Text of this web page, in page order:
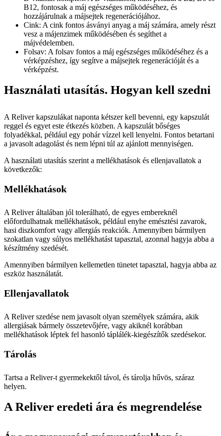
B12, fontosak a máj egészséges működéséhez, és
hozzájárulnak a májsejtek regenerációjához.
Cink: A cink fontos ásványi anyag a máj számára, amely részt
vesz a májenzimek működésében és segíthet a
májvédelemben.
Folsav: A folsav fontos a máj egészséges működéséhez és a
vérképzéshez, így segítve a májsejtek regenerációját és a
vérképzést.
Használati utasítás. Hogyan kell szedni
A Reliver kapszulákat naponta kétszer kell bevenni, egy kapszulát
reggel és egyet este étkezés közben. A kapszulát bőséges
folyadékkal, például egy pohár vízzel kell lenyelni. Fontos betartani
a javasolt adagolást és nem lépni túl az ajánlott mennyiségen.
A használati utasítás szerint a mellékhatások és ellenjavallatok a
következők:
Mellékhatások
A Reliver általában jól tolerálható, de egyes embereknél
előfordulhatnak mellékhatások, például enyhe emésztési zavarok,
hasi diszkomfort vagy allergiás reakciók. Amennyiben bármilyen
szokatlan vagy súlyos mellékhatást tapasztal, azonnal hagyja abba a
készítmény szedését.
Amennyiben bármilyen kellemetlen tünetet tapasztal, hagyja abba az
eszköz használatát.
Ellenjavallatok
A Reliver szedése nem javasolt olyan személyek számára, akik
allergiásak bármely összetevőjére, vagy akiknél korábban
mellékhatások léptek fel hasonló táplálék-kiegészítők szedésekor.
Tárolás
Tartsa a Reliver-t gyermekektől távol, és tárolja hűvös, száraz
helyen.
A Reliver eredeti ára és megrendelése